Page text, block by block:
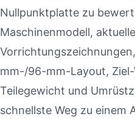
Nullpunktplatte zu
Maschinenmodell,
mm-/96-mm-Layout,
Teilegewicht und
schnellste Weg zu einem